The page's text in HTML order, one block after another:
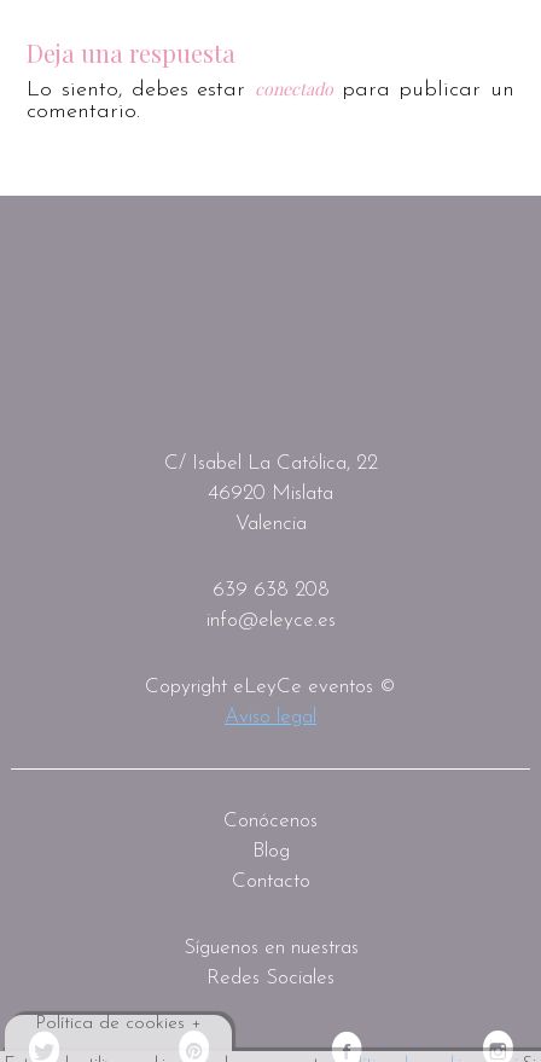
Política de cookies +
Deja una respuesta
Lo siento, debes estar conectadopara publicar un
comentario.
C/ Isabel La Católica, 22
46920 Mislata
Valencia
639 638 208
info@eleyce.es
Copyright eLeyCe eventos ©
Aviso legal
Conócenos
Blog
Contacto
Síguenos en nuestras
Redes Sociales